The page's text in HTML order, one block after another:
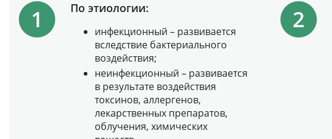
По этиологии:
инфекционный – развивается
вследствие бактериального
воздействия;
неинфекционный – развивается
в результате воздействия
токсинов, аллергенов,
лекарственных препаратов,
облучения, химических